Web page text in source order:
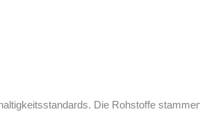
Die Rohstoffe